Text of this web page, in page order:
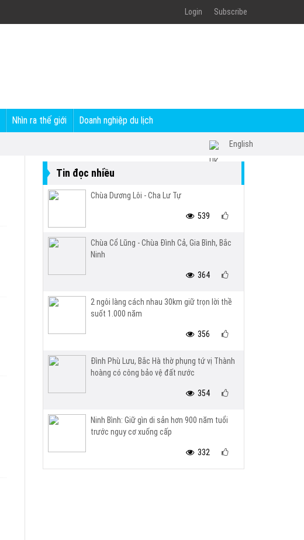
Login Subscribe
Nhìn ra thế giới Doanh nghiệp du lịch
English
Tin đọc nhiều
Chùa Dương Lôi - Cha Lư Tự
539
Chùa Cổ Lũng - Chùa Đình Cả, Gia Bình, Bắc
Ninh
364
2 ngôi làng cách nhau 30km giữ trọn lời thề
suốt 1.000 năm
356
Đình Phù Lưu, Bắc Hà thờ phụng tứ vị Thành
hoàng có công bảo vệ đất nước
354
Ninh Bình: Giữ gìn di sản hơn 900 năm tuổi
trước nguy cơ xuống cấp
332